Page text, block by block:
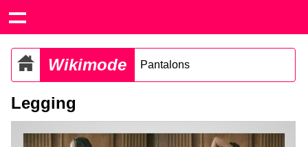
Wikimode Pantalons
Legging